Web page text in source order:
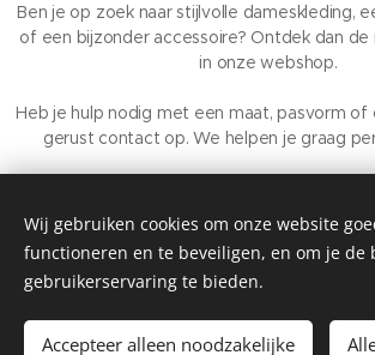
Toevoegen aan de
Ben je op zoek naar stijlvolle dameskleding,
of een bijzonder accessoire? Ontdek dan
in onze webshop.
Heb je hulp nodig met een maat, pasvorm of
gerust contact op. We helpen je graag
gepresenteerd.
Ondernemingsnummer 704.927.407
Wij gebruiken cookies om onze website
functioneren en te beveiligen, en om je de
gebruikerservaring te bieden.
Accepteer alleen noodzakelijke